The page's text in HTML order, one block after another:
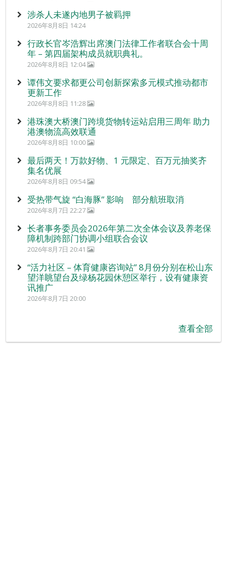
涉杀人未遂内地男子被羁押
2026年8月8日 14:24
行政长官岑浩辉出席澳门法律工作者联合会十周
年 – 第四届架构成员就职典礼。
2026年8月8日 12:04
谭伟文要求都更公司创新探索多元模式推动都市
更新工作
2026年8月8日 11:28
港珠澳大桥澳门跨境货物转运站启用三周年 助力
港澳物流高效联通
2026年8月8日 10:00
最后两天！万款好物、1 元限定、百万元抽奖齐
集名优展
2026年8月8日 09:54
受热带气旋 “白海豚” 影响 部分航班取消
2026年8月7日 22:27
长者事务委员会2026年第二次全体会议及养老保
障机制跨部门协调小组联合会议
2026年8月7日 20:41
“活力社区 – 体育健康咨询站” 8月份分别在松山东
望洋眺望台及绿杨花园休憩区举行，设有健康资
讯推广
2026年8月7日 20:00
查看全部